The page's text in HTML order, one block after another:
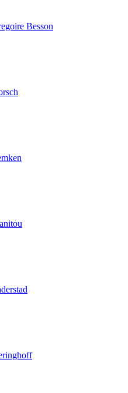
Besson